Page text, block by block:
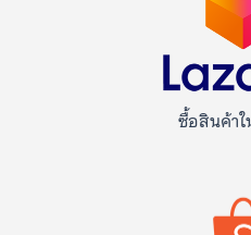
ซื้อสินค้าใ